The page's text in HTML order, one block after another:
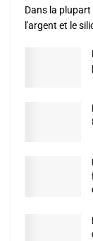
Dans la
l'argent et le